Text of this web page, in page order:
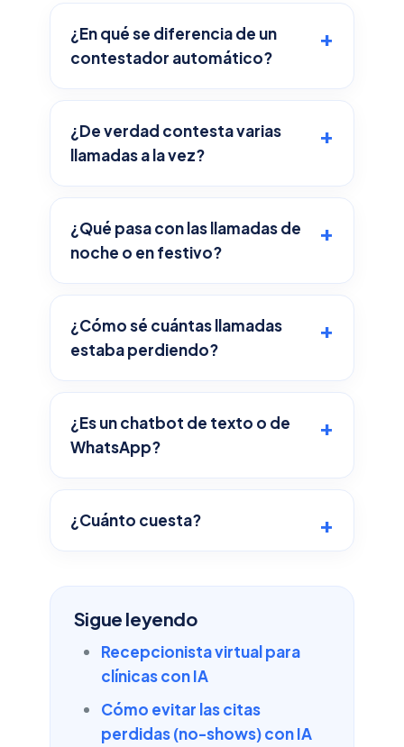
¿En qué se diferencia de un
contestador automático?
¿De verdad contesta varias
llamadas a la vez?
¿Qué pasa con las llamadas de
noche o en festivo?
¿Cómo sé cuántas llamadas
estaba perdiendo?
¿Es un chatbot de texto o de
WhatsApp?
¿Cuánto cuesta?
Sigue leyendo
Recepcionista virtual para
clínicas con IA
Cómo evitar las citas
perdidas (no-shows) con IA